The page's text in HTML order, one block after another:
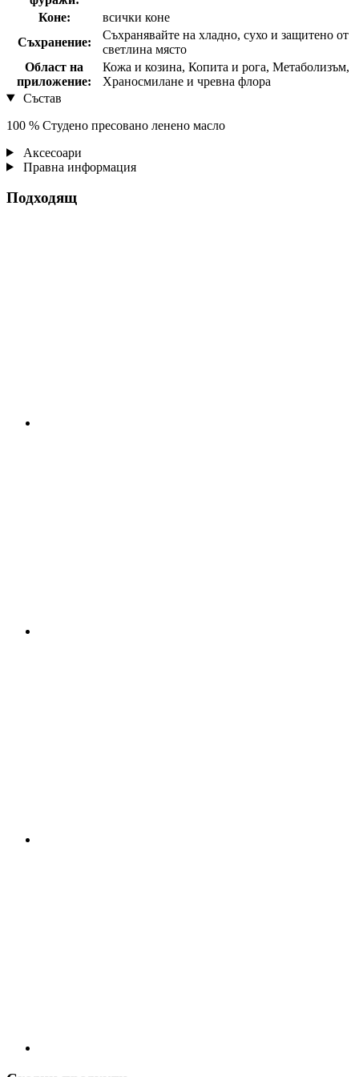
Коне:
всички коне
Съхранение:
Съхранявайте на хладно, сухо и защитено от
светлина място
Област на
приложение:
Кожа и козина, Копита и рога, Метаболизъм,
Храносмилане и чревна флора
Състав
100 % Студено пресовано ленено масло
Аксесоари
Правна информация
Подходящ